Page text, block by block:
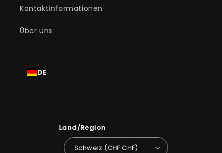
Kontaktinformationen
Über uns
DE
Land/Region
Schweiz (CHF CHF)